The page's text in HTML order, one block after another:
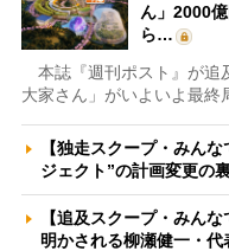
ん」2000
ら…
本誌『週刊ポスト』が追
大家さん」がいよいよ最終
【独走スクープ・みん
ジェクト”の計画変更の
【追及スクープ・みん
明かされる柳瀬健一・